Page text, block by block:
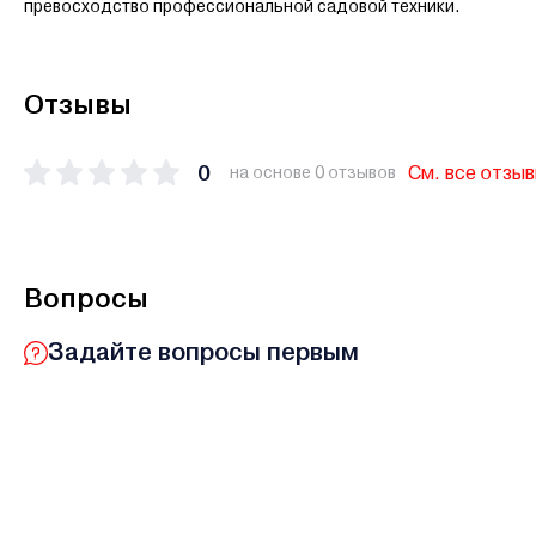
превосходство профессиональной садовой техники.
Отзывы
0 на основе 0 отзывов См. все
Вопросы
Задайте вопросы первым